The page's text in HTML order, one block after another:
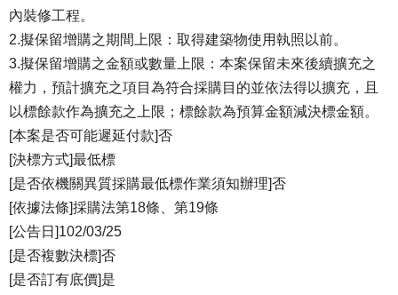
內裝修工程。
2.擬保留增購之期間上限：取得建築物使用執照以前。
3.擬保留增購之金額或數量上限：本案保留未來後續擴充之
權力，預計擴充之項目為符合採購目的並依法得以擴充，且
以標餘款作為擴充之上限；標餘款為預算金額減決標金額。
[本案是否可能遲延付款]否
[決標方式]最低標
[是否依機關異質採購最低標作業須知辦理]否
[依據法條]採購法第18條、第19條
[公告日]102/03/25
[是否複數決標]否
[是否訂有底價]是